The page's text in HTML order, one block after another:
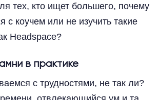
тех, кто ищет большего, почему
с коучем или не изучить такие
Headspace?
в практике
с трудностями, не так ли?